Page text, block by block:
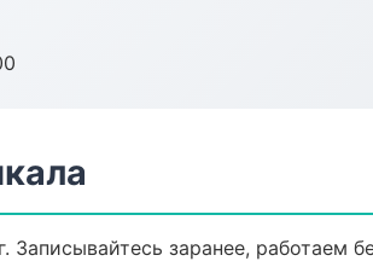
заранее, работаем